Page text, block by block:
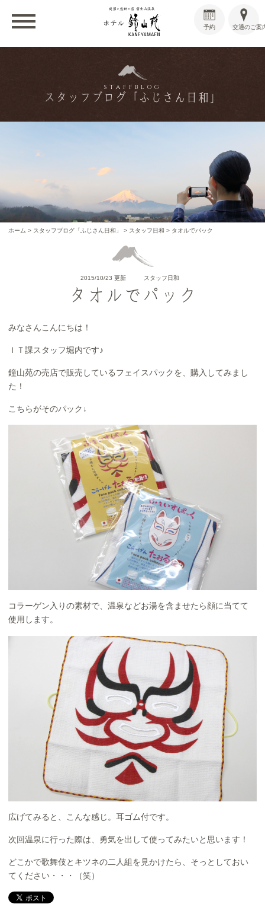
交通のご案
予約
STAFFBLOG
スタッフブログ「ふじさん日和」
ホーム > スタッフブログ「ふじさん日和」 > スタッフ日和 > タオルでパック
2015/10/23 更新 スタッフ日和
タオルでパック
みなさんこんにちは！
ＩＴ課スタッフ堀内です♪
鐘山苑の売店で販売しているフェイスパックを、購入してみまし
た！
こちらがそのパック↓
コラーゲン入りの素材で、温泉などお湯を含ませたら顔に当てて
使用します。
広げてみると、こんな感じ。耳ゴム付です。
次回温泉に行った際は、勇気を出して使ってみたいと思います！
どこかで歌舞伎とキツネの二人組を見かけたら、そっとしておい
てください・・・（笑）